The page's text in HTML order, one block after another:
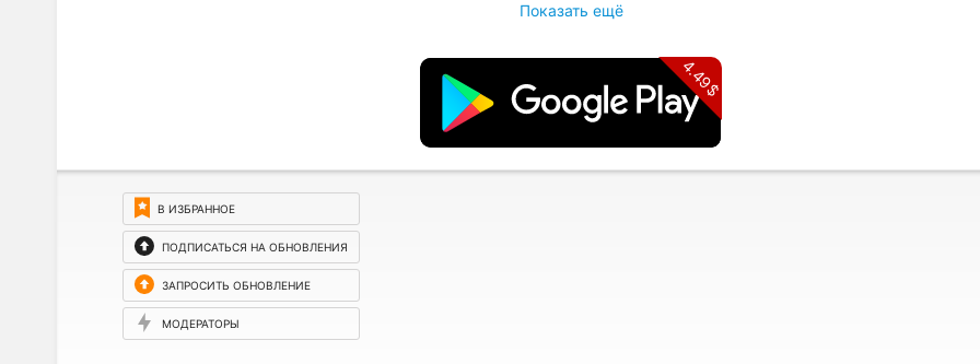
Показать ещё
4.49$
В ИЗБРАННОЕ
ПОДПИСАТЬСЯ НА ОБНОВЛЕНИЯ
ЗАПРОСИТЬ ОБНОВЛЕНИЕ
МОДЕРАТОРЫ